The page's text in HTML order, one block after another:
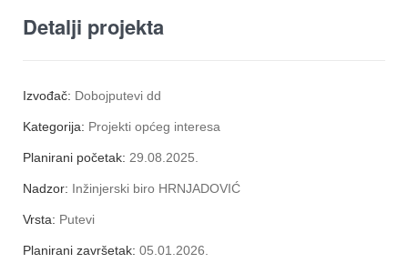
Detalji projekta
Izvođač: Dobojputevi dd
Kategorija: Projekti općeg interesa
Planirani početak: 29.08.2025.
Nadzor: Inžinjerski biro HRNJADOVIĆ
Vrsta: Putevi
Planirani završetak: 05.01.2026.